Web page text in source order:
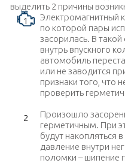
выделить 2 причины
Электромагнитный
по которой пары
засорилась. В
внутрь впускного
автомобиль
или не заводится
признаки того, что
проверить
Произошло
герметичным. При
будут накопляться
давление внутри
поломки – шипение